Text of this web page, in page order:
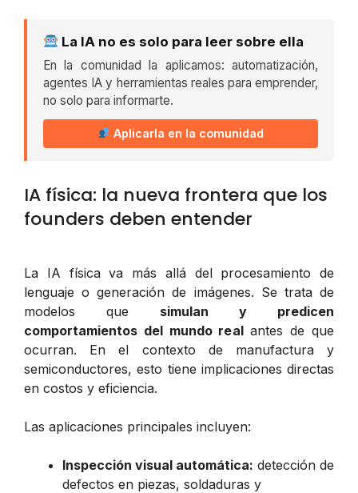
La IA no es solo para leer sobre ella
En la comunidad la aplicamos: automatización,
agentes IA y herramientas reales para emprender,
no solo para informarte.
Aplicarla en la comunidad
IA física: la nueva frontera que los
founders deben entender
La IA física va más allá del procesamiento de
lenguaje o generación de imágenes. Se trata de
modelos que simulan y predicen
comportamientos del mundo realantes de que
ocurran. En el contexto de manufactura y
semiconductores, esto tiene implicaciones directas
en costos y eficiencia.
Las aplicaciones principales incluyen:
Inspección visual automática: detección de
defectos en piezas, soldaduras y